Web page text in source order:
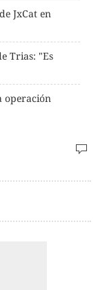
JxCat en
Trias: "Es
operación